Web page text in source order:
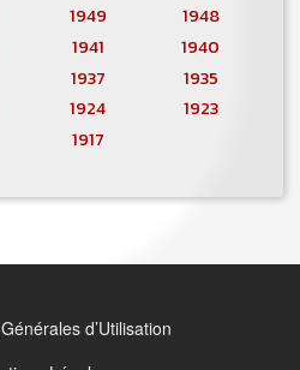
1949
1948
1941
1940
1937
1935
1924
1923
1917
d’Utilisation